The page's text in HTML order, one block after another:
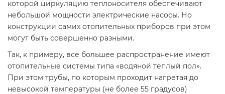
которой циркуляцию теплоносителя обеспечивают
небольшой мощности электрические насосы. Но
конструкции самих отопительных приборов при этом
могут быть совершенно разными.
Так, к примеру, все большее распространение имеют
отопительные системы типа «водяной теплый пол».
При этом трубы, по которым проходит нагретая до
невысокой температуры (не более 55 градусов)